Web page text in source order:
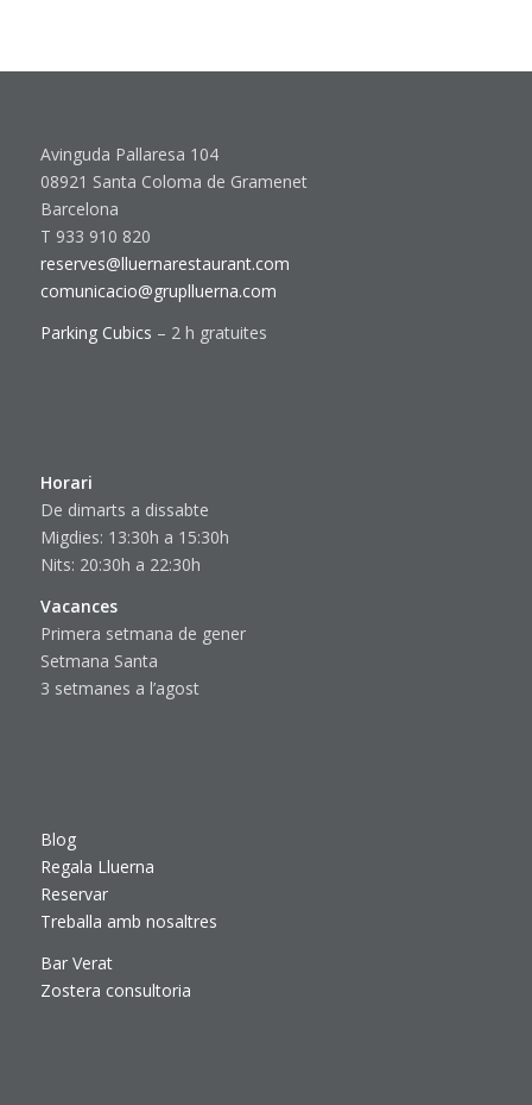
Avinguda Pallaresa 104
08921 Santa Coloma de Gramenet
Barcelona
T 933 910 820
reserves@lluernarestaurant.com
comunicacio@gruplluerna.com
Parking Cubics – 2 h gratuites
Horari
De dimarts a dissabte
Migdies: 13:30h a 15:30h
Nits: 20:30h a 22:30h
Vacances
Primera setmana de gener
Setmana Santa
3 setmanes a l’agost
Blog
Regala Lluerna
Reservar
Treballa amb nosaltres
Bar Verat
Zostera consultoria